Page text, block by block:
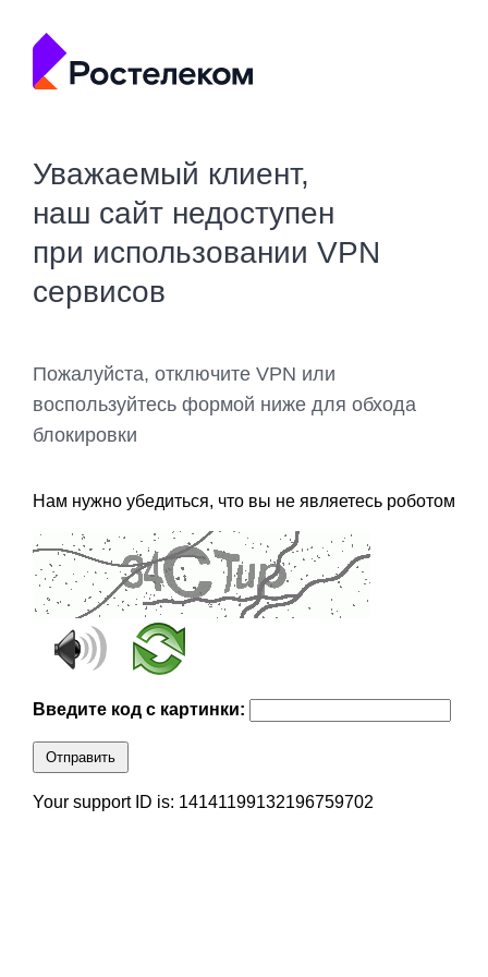
Уважаемый клиент,
наш сайт недоступен
при использовании VPN
сервисов
Пожалуйста, отключите VPN или
воспользуйтесь формой ниже для обхода
блокировки
Нам нужно убедиться, что вы не являетесь роботом
Введите код с картинки:
Отправить
Your support ID is: 14141199132196759702